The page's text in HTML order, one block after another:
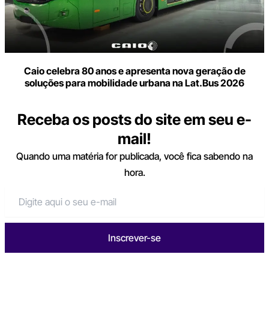
Caio celebra 80 anos e apresenta nova geração de
soluções para mobilidade urbana na Lat.Bus 2026
Receba os posts do site em seu e-
mail!
Quando uma matéria for publicada, você fica sabendo na
hora.
Inscrever-se